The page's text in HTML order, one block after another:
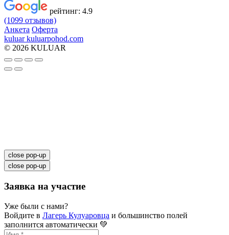
рейтинг: 4.9
(1099 отзывов)
Анкета Оферта
kuluar kuluarpohod.com
© 2026 KULUAR
close pop-up
close pop-up
Заявка на участие
Уже были с нами?
Войдите в Лагерь Кулуаровца и большинство полей
заполнится автоматически 💚